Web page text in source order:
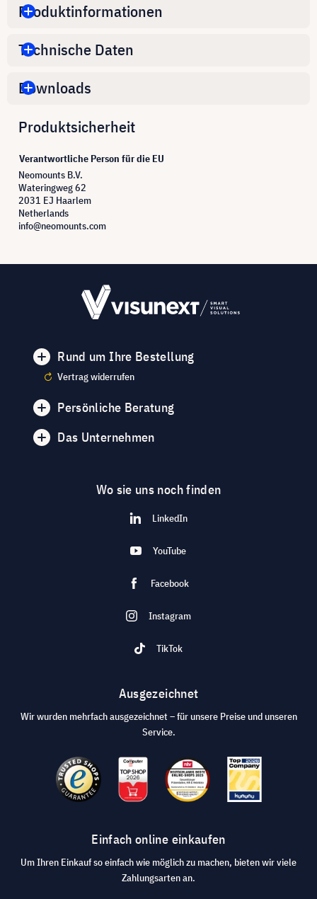
Produktinformationen
Technische Daten
Downloads
Produktsicherheit
Verantwortliche Person für die EU
Neomounts B.V.
Wateringweg 62
2031 EJ Haarlem
Netherlands
info@neomounts.com
Rund um Ihre Bestellung
Vertrag widerrufen
Persönliche Beratung
Das Unternehmen
Wo sie uns noch finden
LinkedIn
YouTube
Facebook
Instagram
TikTok
Ausgezeichnet
Wir wurden mehrfach ausgezeichnet – für unsere Preise und unseren
Service.
Einfach online einkaufen
Um Ihren Einkauf so einfach wie möglich zu machen, bieten wir viele
Zahlungsarten an.